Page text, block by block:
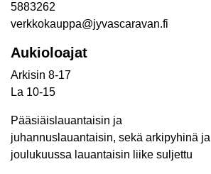
5883262
verkkokauppa@jyvascaravan.fi
Aukioloajat
Arkisin 8-17
La 10-15
Pääsiäislauantaisin ja
juhannuslauantaisin, sekä arkipyhinä ja
joulukuussa lauantaisin liike suljettu